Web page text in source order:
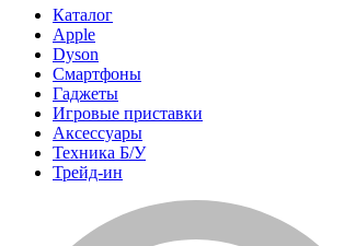
Каталог
Apple
Dyson
Смартфоны
Гаджеты
Игровые приставки
Аксессуары
Техника Б/У
Трейд-ин